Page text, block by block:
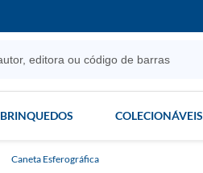
BRINQUEDOS COLECIONÁVEIS
Caneta Esferográfica